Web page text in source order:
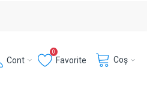
Cont
0
Favorite Coș